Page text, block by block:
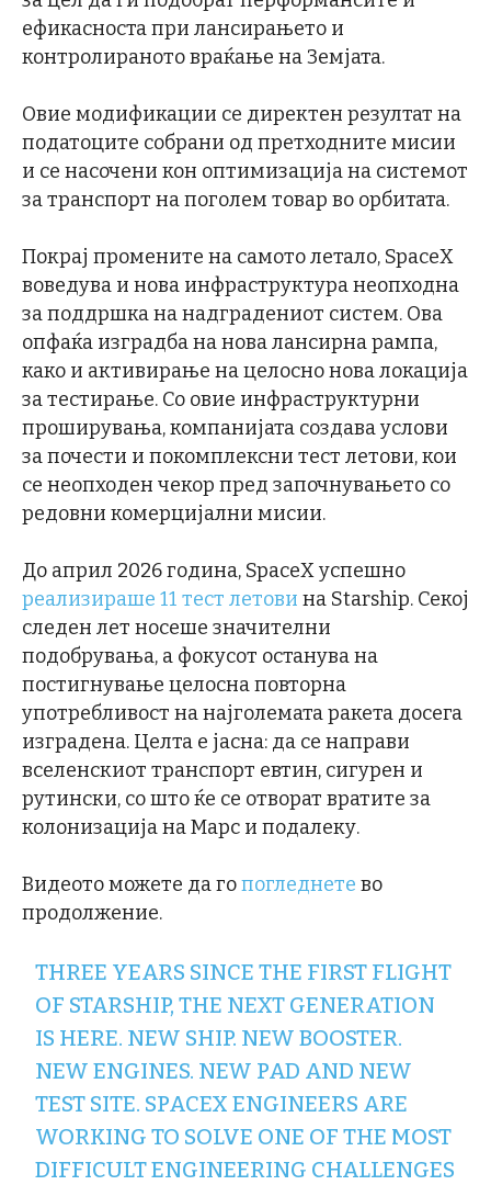
ефикасноста при лансирањето и
контролираното враќање на Земјата.
Овие модификации се директен резултат на
податоците собрани од претходните мисии
и се насочени кон оптимизација на системот
за транспорт на поголем товар во орбитата.
Покрај промените на самото летало, SpaceX
воведува и нова инфраструктура неопходна
за поддршка на надградениот систем. Ова
опфаќа изградба на нова лансирна рампа,
како и активирање на целосно нова локација
за тестирање. Со овие инфраструктурни
проширувања, компанијата создава услови
за почести и покомплексни тест летови, кои
се неопходен чекор пред започнувањето со
редовни комерцијални мисии.
До април 2026 година, SpaceX успешно
реализираше 11 тест летови на Starship. Секој
следен лет носеше значителни
подобрувања, а фокусот останува на
постигнување целосна повторна
употребливост на најголемата ракета досега
изградена. Целта е јасна: да се направи
вселенскиот транспорт евтин, сигурен и
рутински, со што ќе се отворат вратите за
колонизација на Марс и подалеку.
Видеото можете да гопогледнете во
продолжение.
THREE YEARS SINCE THE FIRST FLIGHT
OF STARSHIP, THE NEXT GENERATION
IS HERE. NEW SHIP. NEW BOOSTER.
NEW ENGINES. NEW PAD AND NEW
TEST SITE. SPACEX ENGINEERS ARE
WORKING TO SOLVE ONE OF THE MOST
DIFFICULT ENGINEERING CHALLENGES